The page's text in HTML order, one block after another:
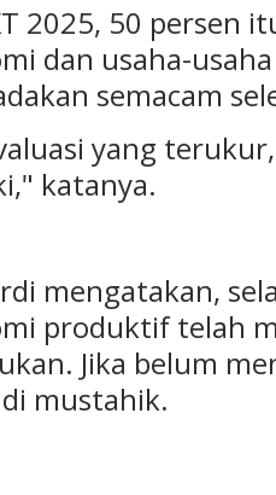
2025, 50 persen
dan usaha-
semacam
yang
katanya.
mengatakan,
produktif telah
Jika belum
mustahik.